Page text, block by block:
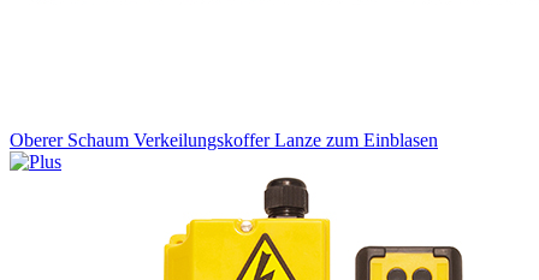
Oberer Schaum Verkeilungskoffer Lanze zum Einblasen